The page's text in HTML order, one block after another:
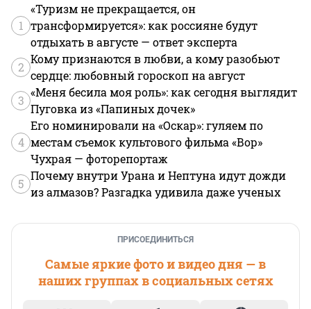
1
«Туризм не прекращается, он
трансформируется»: как россияне будут
отдыхать в августе — ответ эксперта
2
Кому признаются в любви, а кому разобьют
сердце: любовный гороскоп на август
3
«Меня бесила моя роль»: как сегодня выглядит
Пуговка из «Папиных дочек»
4
Его номинировали на «Оскар»: гуляем по
местам съемок культового фильма «Вор»
Чухрая — фоторепортаж
5
Почему внутри Урана и Нептуна идут дожди
из алмазов? Разгадка удивила даже ученых
ПРИСОЕДИНИТЬСЯ
Самые яркие фото и видео дня — в
наших группах в социальных сетях